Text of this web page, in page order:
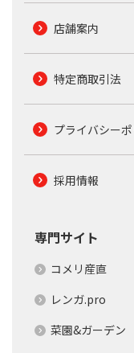
店舗案内
特定商取引法
プライバシー
採用情報
専門サイト
コメリ産直
レンガ.pro
菜園&ガーデン